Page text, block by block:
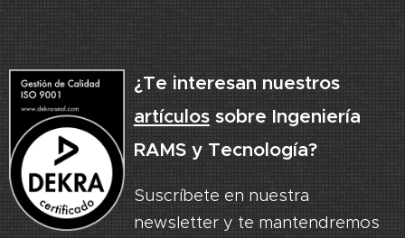
¿Te interesan nuestros
artículossobre Ingeniería
RAMS y Tecnología?
Suscríbete en nuestra
newsletter y te mantendremos